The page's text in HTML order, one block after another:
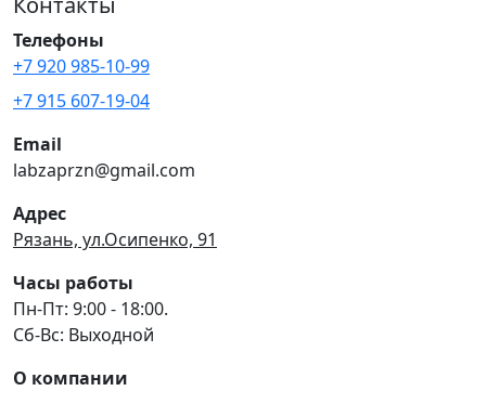
Телефоны
+7 920 985-10-99
+7 915 607-19-04
Email
labzaprzn@gmail.com
Адрес
Рязань, ул.Осипенко, 91
Часы работы
Пн-Пт: 9:00 - 18:00.
Сб-Вс: Выходной
О компании